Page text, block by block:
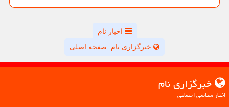
اخبار نام
خبرگزاری نام: صفحه اصلی
خبرگزاری نام
اخبار سیاسی اجتماعی